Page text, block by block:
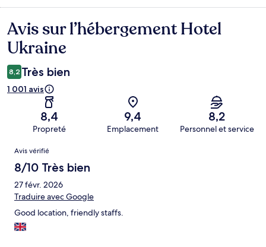
Avis
Avis sur l’hébergement Hotel
Ukraine
8,2 Très bien
1 001 avis
8,4
Propreté
9,4
Emplacement
8,2
Personnel et service
Avis
Avis vérifié
8/10 Très bien
27 févr. 2026
Traduire avec Google
Good location, friendly staffs.